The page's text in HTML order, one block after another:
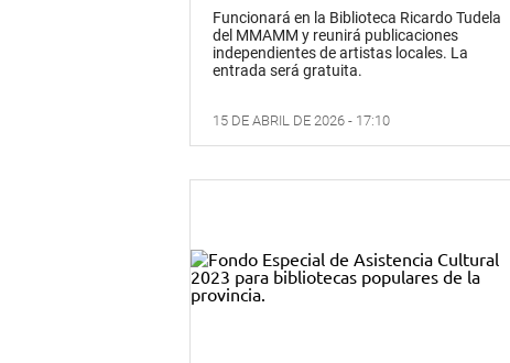
Funcionará en la Biblioteca Ricardo Tudela
del MMAMM y reunirá publicaciones
independientes de artistas locales. La
entrada será gratuita.
15 DE ABRIL DE 2026 - 17:10